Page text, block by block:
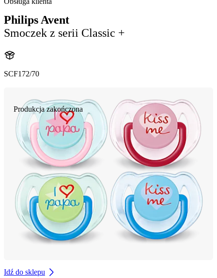
Philips Avent
Smoczek z serii Classic +
SCF172/70
Produkcja zakończona
Idź do sklepu